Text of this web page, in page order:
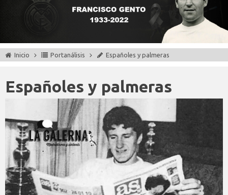
Inicio Portanálisis Españoles y palmeras
Españoles y palmeras